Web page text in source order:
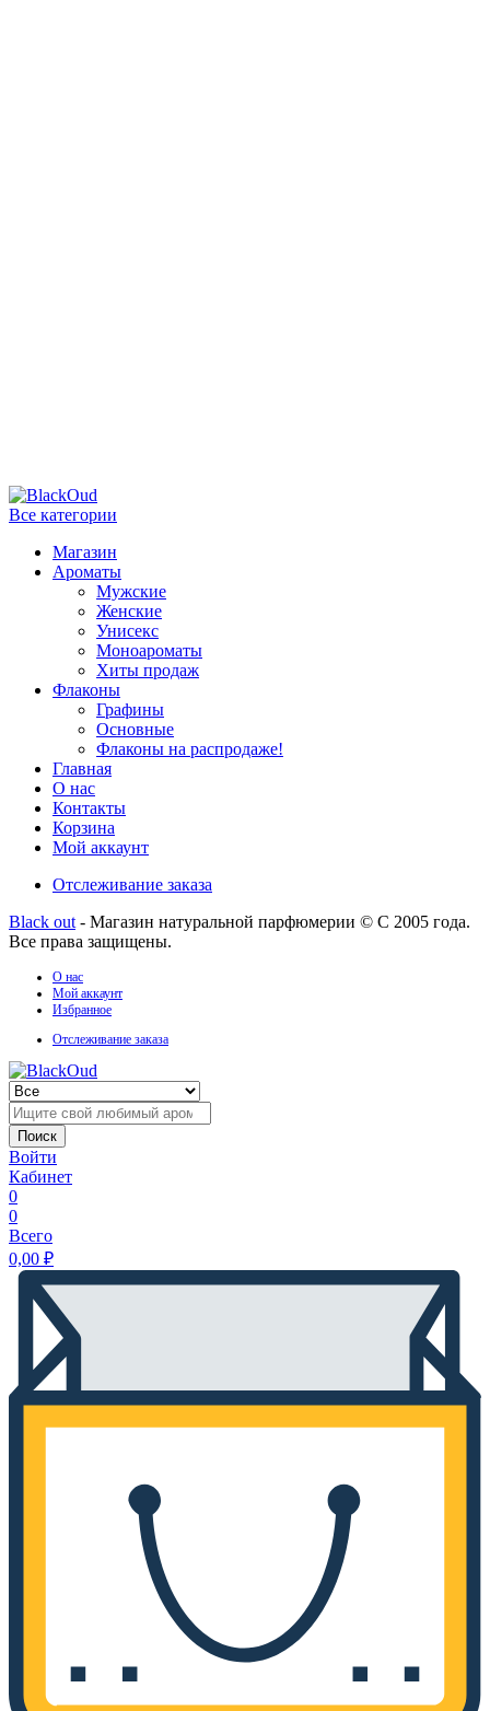
Все категории
Магазин
Ароматы
Мужские
Женские
Унисекс
Моноароматы
Хиты продаж
Флаконы
Графины
Основные
Флаконы на распродаже!
Главная
О нас
Контакты
Корзина
Мой аккаунт
Отслеживание заказа
Black out - Магазин натуральной парфюмерии © С 2005 года.
Все права защищены.
О нас
Мой аккаунт
Избранное
Отслеживание заказа
Поиск
Войти
Кабинет
0
0
Всего
0,00 ₽